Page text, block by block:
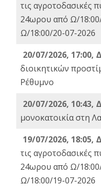
τις αγροτοδασικές
24ωρου από Ω/
Ω/18:00/20-07-2026
20/07/2026, 17:00,
διοικητικών
Ρέθυμνο
20/07/2026, 10:43,
μονοκατοικία στη
19/07/2026, 18:05,
τις αγροτοδασικές
24ωρου από Ω/
Ω/18:00/19-07-2026